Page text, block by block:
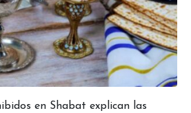
en Shabat explican las